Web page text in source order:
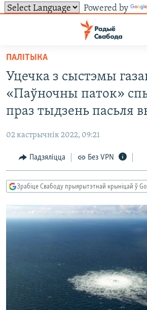
Powered by
ўнівэрсальнага
доступу
Перайсьці
да
галоўнага
зьместу
Перайсьці
да
навігацыі
Перайсьці
да
ПАЛІТЫКА
ЭКАНОМІКА
ПАЛІТВЯЗЬНІ
ТОЛЬКІ НА СВАБОДЗЕ
ГІСТОРЫЯ НА СВАБОДЗЕ
ПАДКАСТЫ
PREMIUM
СУВЯЗЬ
ПАДЗЯЛІЦЦА ІНФАРМАЦЫЯЙ
ПАДКАСТЫ
Усе сайты РС/РСЭ
ПАЛІТЫКА
Уцечка з сыстэмы
«Паўночны паток»
праз тыдзень пасьля
02 кастрычнік 2022, 09:21
Падзяліцца Без VPN
Зрабіце Свабоду прыярытэтнай крыніцай ў